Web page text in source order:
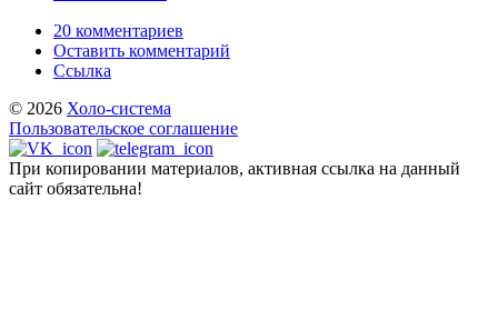
20 комментариев
Оставить комментарий
Ссылка
© 2026 Холо-система
Пользовательское соглашение
При копировании материалов, активная ссылка на данный
сайт обязательна!